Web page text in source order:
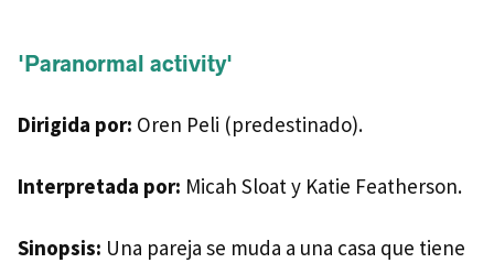
'Paranormal activity'
Dirigida por: Oren Peli (predestinado).
Interpretada por: Micah Sloat y Katie Featherson.
Sinopsis: Una pareja se muda a una casa que tiene